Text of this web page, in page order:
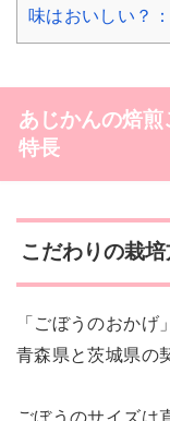
味はおいしい？
あじかんの焙
特長
こだわりの栽
「ごぼうのおか
青森県と茨城県の
ごぼうのサイズは